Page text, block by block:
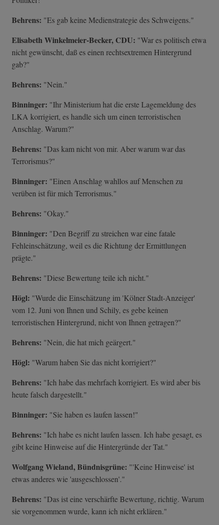
Behrens: "Es gab keine Medienstrategie des Schweigens."
Elisabeth Winkelmeier-Becker, CDU: "War es politisch etwa
nicht gewünscht, daß es einen rechtsextremen Hintergrund
gab?"
Behrens: "Nein."
Binninger: "Ihr Ministerium hat die erste Lagemeldung des
LKA korrigiert, es handle sich um einen terroristischen
Anschlag. Warum?"
Behrens: "Das kam nicht von mir. Aber warum war das
Terrorismus?"
Binninger: "Einen Anschlag wahllos auf Menschen zu
verüben ist für mich Terrorismus."
Behrens: "Okay."
Binninger: "Den Begriff zu streichen war eine fatale
Fehleinschätzung, weil es die Richtung der Ermittlungen
prägte."
Behrens: "Diese Bewertung teile ich nicht."
Högl: "Wurde die Einschätzung im 'Kölner Stadt-Anzeiger'
vom 12. Juni von Ihnen und Schily, es gebe keinen
terroristischen Hintergrund, nicht von Ihnen getragen?"
Behrens: "Nein, die hat mich geärgert."
Högl: "Warum haben Sie das nicht korrigiert?"
Behrens: "Ich habe das mehrfach korrigiert. Es wird aber bis
heute falsch dargestellt."
Binninger: "Sie haben es laufen lassen!"
Behrens: "Ich habe es nicht laufen lassen. Ich habe gesagt, es
gibt keine Hinweise auf die Hintergründe der Tat."
Wolfgang Wieland, Bündnisgrüne: "'Keine Hinweise' ist
etwas anderes wie 'ausgeschlossen'."
Behrens: "Das ist eine verschärfte Bewertung, richtig. Warum
sie vorgenommen wurde, kann ich nicht erklären."